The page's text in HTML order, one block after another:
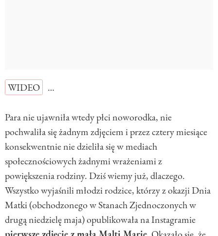
WIDEO …
Para nie ujawniła wtedy płci noworodka, nie
pochwaliła się żadnym zdjęciem i przez cztery miesiące
konsekwentnie nie dzieliła się w mediach
społecznościowych żadnymi wrażeniami z
powiększenia rodziny. Dziś wiemy już, dlaczego.
Wszystko wyjaśnili młodzi rodzice, którzy z okazji Dnia
Matki (obchodzonego w Stanach Zjednoczonych w
drugą niedzielę maja) opublikowała na Instagramie